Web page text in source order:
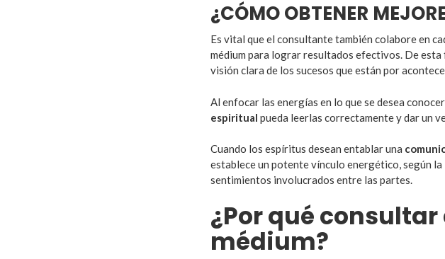
¿CÓMO OBTENER
Es vital que el consultante también colabore en
médium para lograr resultados efectivos. De
visión clara de los sucesos que están por
Al enfocar las energías en lo que se desea
espiritual pueda leerlas correctamente y dar un
Cuando los espíritus desean entablar una
establece un potente vínculo energético, según
sentimientos involucrados entre las partes.
¿Por qué consultar
médium?